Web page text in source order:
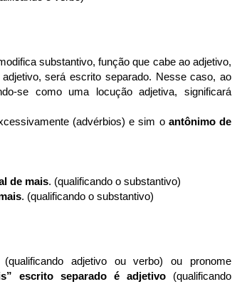
substantivo, função que cabe ao adjetivo,
será escrito separado. Nesse caso, ao
se como uma locução adjetiva, significará
(advérbios) e sim o antônimo de
de mais. (qualificando o substantivo)
. (qualificando o substantivo)
(qualificando adjetivo ou verbo) ou pronome
escrito separado é adjetivo(qualificando